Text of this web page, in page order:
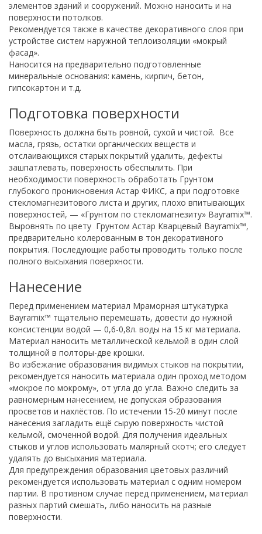
элементов зданий и сооружений. Можно наносить и на
поверхности потолков.
Рекомендуется также в качестве декоративного слоя при
устройстве систем наружной теплоизоляции «мокрый
фасад».
Наносится на предварительно подготовленные
минеральные основания: камень, кирпич, бетон,
гипсокартон и т.д.
Подготовка поверхности
Поверхность должна быть ровной, сухой и чистой. Все
масла, грязь, остатки органических веществ и
отслаивающихся старых покрытий удалить, дефекты
зашпатлевать, поверхность обеспылить. При
необходимости поверхность обработать Грунтом
глубокого проникновения Астар ФИКС, а при подготовке
стекломагнезитового листа и других, плохо впитывающих
поверхностей, — «Грунтом по стекломагнезиту» Bayramix™.
Выровнять по цвету Грунтом Астар Кварцевый Bayramix™,
предварительно колерованным в тон декоративного
покрытия. Последующие работы проводить только после
полного высыхания поверхности.
Нанесение
Перед применением материал Мраморная штукатурка
Bayramix™ тщательно перемешать, довести до нужной
консистенции водой — 0,6-0,8л. воды на 15 кг материала.
Материал наносить металлической кельмой в один слой
толщиной в полторы-две крошки.
Во избежание образования видимых стыков на покрытии,
рекомендуется наносить материала один проход методом
«мокрое по мокрому», от угла до угла. Важно следить за
равномерным нанесением, не допуская образования
просветов и нахлёстов. По истечении 15-20 минут после
нанесения загладить ещё сырую поверхность чистой
кельмой, смоченной водой. Для получения идеальных
стыков и углов использовать малярный скотч; его следует
удалять до высыхания материала.
Для предупреждения образования цветовых различий
рекомендуется использовать материал с одним номером
партии. В противном случае перед применением, материал
разных партий смешать, либо наносить на разные
поверхности.